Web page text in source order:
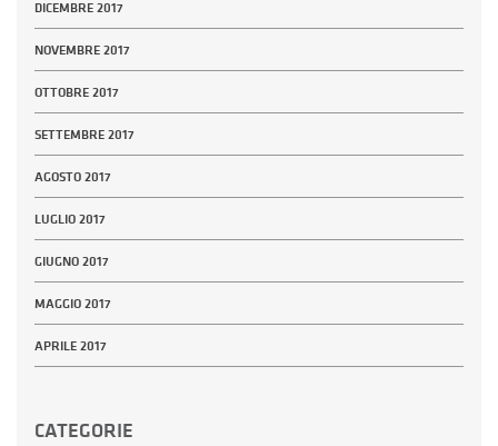
DICEMBRE 2017
NOVEMBRE 2017
OTTOBRE 2017
SETTEMBRE 2017
AGOSTO 2017
LUGLIO 2017
GIUGNO 2017
MAGGIO 2017
APRILE 2017
CATEGORIE